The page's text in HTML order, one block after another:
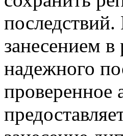
занесением
надежного
проверенное